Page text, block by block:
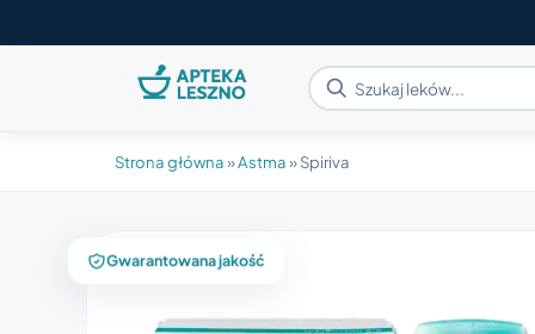
Strona główna»Astma»Spiriva
Gwarantowana jakość